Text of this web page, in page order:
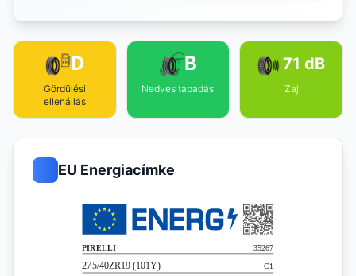
D
Gördülési
ellenállás
B
Nedves tapadás
71 dB
Zaj
EU Energiacímke